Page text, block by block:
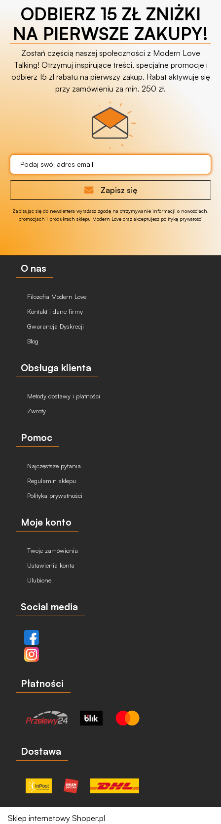
ODBIERZ 15 ZŁ ZNIŻKI
NA PIERWSZE ZAKUPY!
Zostań częścią naszej społeczności z Modern Love
Talking! Otrzymuj inspirujące treści, specjalne promocje i
odbierz 15 zł rabatu na pierwszy zakup. Rabat aktywuje się
przy zamówieniu za min. 250 zł.
Zapisz się
Zapisując się do newslettera wyrażasz zgodę na otrzymywanie informacji o nowościach,
promocjach i produktach sklepu Modern Love oraz akceptujesz politykę prywatości
O nas
Filozofia Modern Love
Kontakt i dane firmy
Gwarancja Dyskrecji
Blog
Obsługa klienta
Metody dostawy i płatności
Zwroty
Pomoc
Najczęstsze pytania
Regulamin sklepu
Polityka prywatności
Moje konto
Twoje zamówienia
Ustawienia konta
Ulubione
Social media
Płatności
Dostawa
Sklep internetowy Shoper.pl